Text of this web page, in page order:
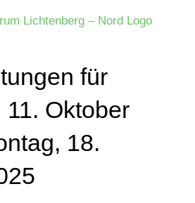
für
Oktober
18.